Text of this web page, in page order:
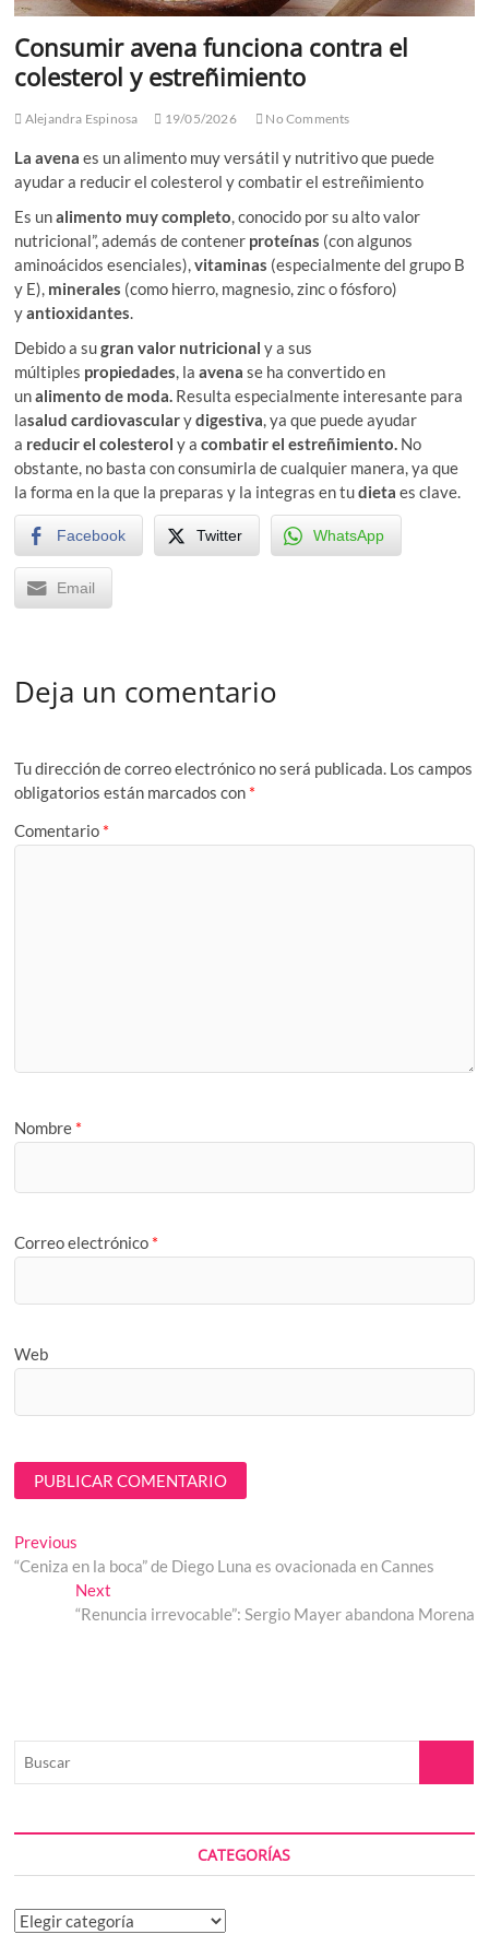
Consumir avena funciona contra el
colesterol y estreñimiento
Alejandra Espinosa 19/05/2026 No Comments
La avena es un alimento muy versátil y nutritivo que puede
ayudar a reducir el colesterol y combatir el estreñimiento
Es unalimento muy completo, conocido por su alto valor
nutricional”, además de contener proteínas (con algunos
aminoácidos esenciales),vitaminas (especialmente del grupo B
y E), minerales (como hierro, magnesio, zinc o fósforo)
yantioxidantes.
Debido a sugran valor nutricional y a sus
múltiples propiedades, laavena se ha convertido en
unalimento de moda. Resulta especialmente interesante para
lasalud cardiovascularydigestiva, ya que puede ayudar
a reducir el colesterol y acombatir el estreñimiento. No
obstante, no basta con consumirla de cualquier manera, ya que
la forma en la que la preparas y la integras en tudieta es clave.
Facebook Twitter WhatsApp
Email
Deja un comentario
Tu dirección de correo electrónico no será publicada. Los campos
obligatorios están marcados con *
Comentario *
Nombre *
Correo electrónico *
Web
Navegación
de
entradas
Previous
post:
“Ceniza en la boca” de Diego Luna es ovacionada en Cannes
NextNext
post:
“Renuncia irrevocable”: Sergio Mayer abandona Morena
CATEGORÍAS
Categorías